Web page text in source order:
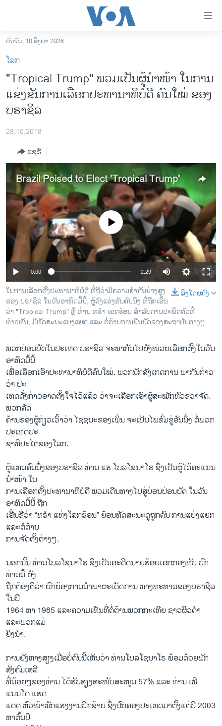
ເຂົ້າ
ຫາ
ຂ້າມ
ຂ້າມ
ໄປ
ຫາ
ຊອກ
ອາເມຣິກາ
ການເລືອກຕັ້ງ ປະທານາທີບໍດີ ສະຫະລັດ 2024
ອິດສະຫຼະພາບດ້ານການຂ່າວ
ຊີວິດຊາວລາວ
ຊຸມຊົນຊາວລາວ
ວິທະຍາສາດ-ເທັກໂນໂລຈີ
ທຸລະກິດ
ພາສາອັງກິດ
ວີດີໂອ
ສຽງ
ລາຍການກະຈາຍສຽງ
ຕິດຕາມພວກເຮົາ ທີ່
ພາສາຕ່າງໆ
ວັນຈັນ, 10 ສິງຫາ 2026
ໂລກ
"Tropical Trump" ພວມເປັນຜູ້​​ນຳ​ໜ້າ ໃນ​ການ
ແຂ່ງ​ຂັນການເລືອກ​ປະ​ທາ​ນາ​ທິ​ບໍ​ດີ ຄົນ​ໃໝ່ ຂອງ
ບ​ຣາ​ຊິ​ລ
28,10,2018
ແຊຣ໌
Brazil Poised to Elect 'Tropical Trump'
No media source currently available
0:00 2:29
ລິງໂດຍກົງ
ໃນ​ການ​ເລືອກ​ຕັ້ງ​ປະ​ທາ​ນາ​ທິ​ບໍ​ດີ ທີ່ຖືວ່າ​ມີ​ຄວາມ​ສຳ​ຄັນ​ຢ່າງ​ສູງ​
ຂອງ ບ​ຣາ​ຊິ​ລ ໃນ​ວັນ​ອ​າ​ທິດມື້ນີ້, ຜູ້​ລົງ​ແຂ່ງ​ຂັນ​ຄົນ​ນຶ່ງ ​ທີ່​ຖືກ​ເອີ້ນ​
ວ່າ "Tropical Trump" ຫຼື ທ່ານ ທ​ຣຳ ເຂດ​ຮ້ອນ ສຳ​ລັບ​ການ​ປະ​ພຶດ​ຕົວ​ທີ່​
ຫ້າວຫັນ, ມີ​ທັດ​ສະ​ນະ​ແບ່ງ​ແຍກ ແລະ ຕໍ່​ຕ້ານ​ການ​ຢືນ​ຢັດຂອງ​ສະ​ຖາ​ບັນຕ່າງໆ.
ພວກປ່ອນບັດໃນປະເທດ ບຣາຊິລ ຈະພາກັນໄປຍັງໜ່ວຍເລືອກຕັ້ງໃນວັນ
ອາທິດມື້ນີ້
ເພື່ອເລືອກເອົາປະທານາທິບໍດີຄົນໃໝ່. ພວກນັກສັງເກດການ ພາກັນກ່າວ
ວ່າ ປະ
ເທດດັ່ງກ່າວອາດຕັ້ງໃຈໄວ້ແລ້ວ ວ່າຈະເລືອກເອົາຜູ້ສະໝັກຫົວຂວາຈັດ.
ພວກຄັດ
ຄ້ານຂອງຜູ້ກ່ຽວເວົ້າວ່າ ໄຊຊນະຂອງເພິ່ນ ຈະເປັນໄພຂົ່ມຂູ່ອັນນຶ່ງ ຕໍ່ພວກ
ປະເທດປະ
ຊາທິປະໄຕຂອງໂລກ.
ຜູ້ແທນຄົນນຶ່ງຂອງບຣາຊິລ ທ່ານ ແຮ ໂບລໂຊນາໂຣ ຊຶ່ງເປັນຜູ້ໄດ້ຄະແນນ
ນຳໜ້າ ໃນ
ການເລືອກຕັ້ງປະທານາທິບໍດີ ພວມເດີນທາງໄປສູ່ບ່ອນປ່ອນບັດ ໃນວັນ
ອາທິດມື້ນີ້ ຖືກ
ເອີ້ນຊື່ວ່າ “ທຣຳ ແຫ່ງໂລກຮ້ອນ” ຍ້ອນທັດສະນະດູຖູກຄົນ ການແບ່ງແຍກ
ແລະຕໍ່ຕ້ານ
ການຈັດຕັ້ງຕ່າງໆ.
ນອກນັ້ນ ທ່ານໂບລໂຊນາໂຣ ຊຶ່ງເປັນອະດີດນາຍຮ້ອຍເອກກອງທັບ ບົກ
ທ່ານນີ້ ຍັງ
ຖືກຕ້ອງຕິວ່າ ຍົກຍ້ອງການນຳພາຜະເດັດການ ທາງທະຫານຂອງບຣາຊີລ
ໃນປີ
1964 ຫາ 1985 ແລະຄວາມເຫັນທີ່ຕໍ່ຕ້ານພວກກະເທີຍ ຊາວຜິວດຳ
ແລະພວກແມ່
ຍິງນຳ.
ການຢັ່ງຫາງສຽງເມື່ອບໍ່ດົນນີ້ເຫັນວ່າ ທ່ານໂບລໂຊນາໂຣ ພ້ອມດ້ວຍພັກ
ສັງຄົມເສລີ
ທີ່ນ້ອຍໆຂອງທ່ານ ໄດ້ຮັບສຽງສະໜັບສະໜູນ 57% ແລະ ທ່ານ ເຟິ
ແນນໂດ ແຮດ
ແດດ ຫົວໜ້າພັກແຮງງານປີກຊ້າຍ ຊຶ່ງປົກຄອງປະເທດມາຕັ້ງແຕ່ປີ 2003
ຫາຕົ້ນປີ